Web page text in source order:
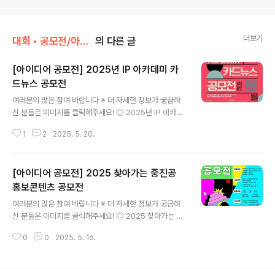
대회 • 공모전/아이디어 • 제안 의 다른 글 더보기
[아이디어 공모전] 2025년 IP 아카데미 카
드뉴스 공모전
여러분의 많은 참여 바랍니다 ※ 더 자세한 정보가 궁금하
신 분들은 이미지를 클릭해주세요! ◎ 2025년 IP 아카데
여를 유도하고 창의적인 홍보 콘텐츠 확보 및 자발적 확산
참가가능하며, 1인 최대 3개까지 제출 가능) ◎ 추진기관
(주최) 특허청, (주관) 한국발명진흥회 ◎ 접수기간2025.
4. 28.(월) ~ 2025. 5. 30.(금) 24:00 ◎ 공모주제IP 아
카데미 홍보를 위한 카드뉴스 제작 ◎ 접수방법한국발명진
최우수상 (1개 작품) ..
1 2 2025. 5. 20.
[아이디어 공모전] 2025 찾아가는 중진공
홍보콘텐츠 공모전
여러분의 많은 참여 바랍니다 ※ 더 자세한 정보가 궁금하
신 분들은 이미지를 클릭해주세요! ◎ 2025 찾아가는 중
이야기를 들려줄 건가요?‘2025 찾아가는 중진공 홍보 콘
0 0 2025. 5. 16.